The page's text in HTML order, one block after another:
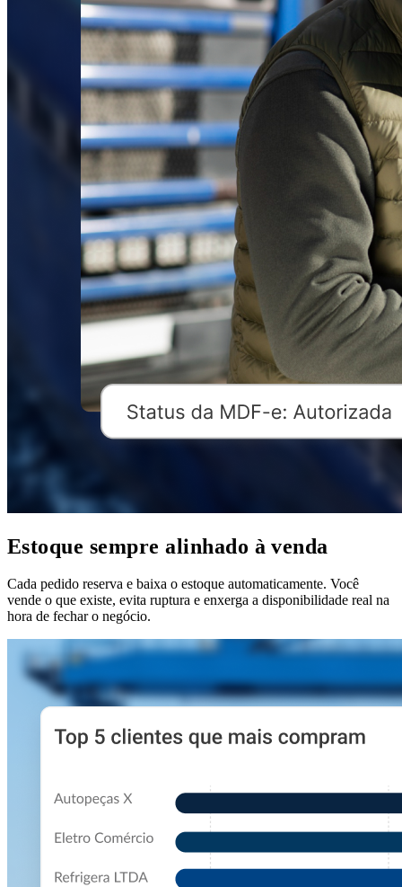
Estoque sempre alinhado à venda
Cada pedido reserva e baixa o estoque automaticamente. Você
vende o que existe, evita ruptura e enxerga a disponibilidade real na
hora de fechar o negócio.